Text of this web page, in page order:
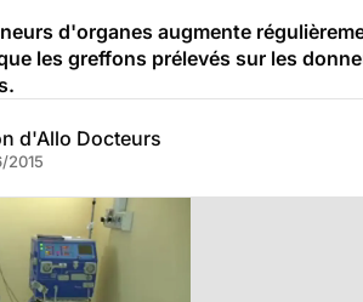
d'organes augmente
les greffons prélevés sur les
d'Allo Docteurs
2015